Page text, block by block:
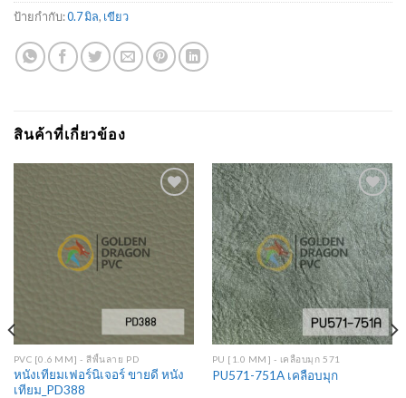
ป้ายกำกับ:0.7 มิล, เขียว
สินค้าที่เกี่ยวข้อง
Wishlist
PVC [0.6 MM] - สีพื้นลาย PD
หนังเทียมเฟอร์นิเจอร์ ขายดี หนัง
เทียม_PD388
Add to
Wishlist
PU [1.0 MM] - เคลือบมุก 571
PU571-751A เคลือบมุก